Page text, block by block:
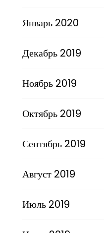
Январь 2020
Декабрь 2019
Ноябрь 2019
Октябрь 2019
Сентябрь 2019
Август 2019
Июль 2019